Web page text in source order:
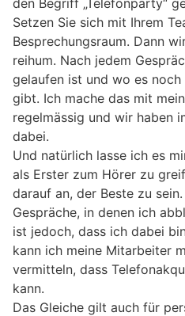
Setzen Sie sich mit Ihrem
Besprechungsraum. Dann
reihum. Nach jedem
gelaufen ist und wo es
gibt. Ich mache das mit
regelmässig und wir haben
dabei.
Und natürlich lasse ich es
als Erster zum Hörer zu
darauf an, der Beste zu
Gespräche, in denen ich
ist jedoch, dass ich dabei
kann ich meine Mitarbeiter
vermitteln, dass
kann.
Das Gleiche gilt auch für